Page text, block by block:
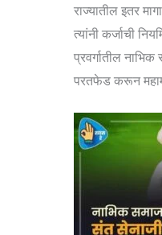
राज्यातील इतर
त्यांनी कर्जाची
प्रवर्गातील
परतफेड करून